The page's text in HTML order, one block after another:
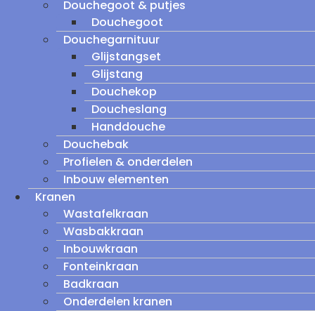
Douchegoot & putjes
Douchegoot
Douchegarnituur
Glijstangset
Glijstang
Douchekop
Doucheslang
Handdouche
Douchebak
Profielen & onderdelen
Inbouw elementen
Kranen
Wastafelkraan
Wasbakkraan
Inbouwkraan
Fonteinkraan
Badkraan
Onderdelen kranen